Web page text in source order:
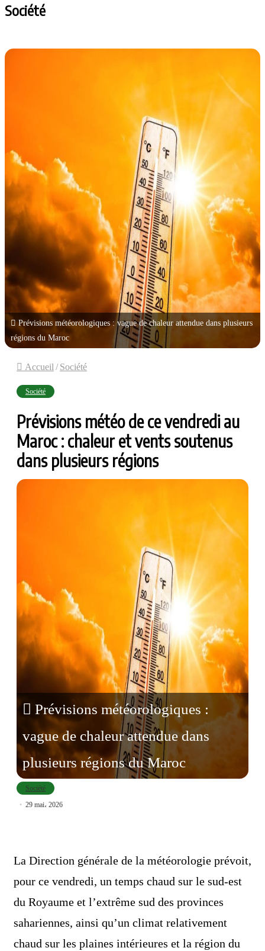
Société
Prévisions météorologiques : vague de chaleur attendue dans plusieurs
régions du Maroc
Accueil / Société
Société
Prévisions météo de ce vendredi au
Maroc : chaleur et vents soutenus
dans plusieurs régions
Prévisions météorologiques :
vague de chaleur attendue dans
plusieurs régions du Maroc
Société
29 mai، 2026
La Direction générale de la météorologie prévoit,
pour ce vendredi, un temps chaud sur le sud-est
du Royaume et l’extrême sud des provinces
sahariennes, ainsi qu’un climat relativement
chaud sur les plaines intérieures et la région du